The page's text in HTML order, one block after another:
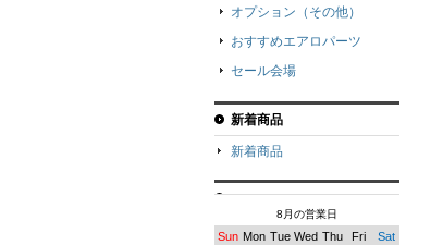
オプション（その他）
おすすめエアロパーツ
セール会場
新着商品
新着商品
8月の営業日
Sun Mon Tue Wed Thu Fri Sat